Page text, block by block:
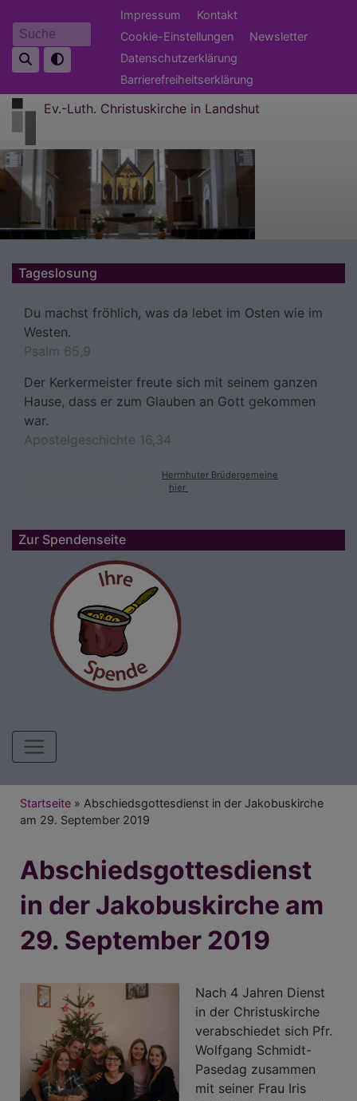
zum
Inhalt
Suche
Fußbereichsmenü
Impressum
Kontakt
Cookie-Einstellungen
Newsletter
Datenschutzerklärung
Barrierefreiheitserklärung
Ev.-Luth. Christuskirche in Landshut
Tageslosung
Du machst fröhlich, was da lebet im Osten wie im
Westen.
Psalm 65,9
Der Kerkermeister freute sich mit seinem ganzen
Hause, dass er zum Glauben an Gott gekommen
war.
Apostelgeschichte 16,34
Herrnhuter Brüdergemeine
hier
Zur Spendenseite
Hauptnavigation
Breadcrumb
Startseite
Abschiedsgottesdienst in der Jakobuskirche
am 29. September 2019
Abschiedsgottesdienst
in der Jakobuskirche am
29. September 2019
Nach 4 Jahren Dienst
in der Christuskirche
verabschiedet sich Pfr.
Wolfgang Schmidt-
Pasedag zusammen
mit seiner Frau Iris